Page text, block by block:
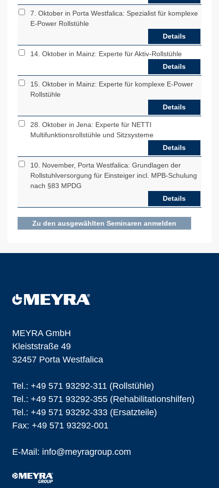
7. Oktober in Porta Westfalica: Spezialist für komplexe
E-Power Rollstühle
Details
14. Oktober in Mainz: Experte für Aktiv-Rollstühle
Details
15. Oktober in Mainz: Experte für komplexe E-Power
Rollstühle
Details
28. Oktober in Jena: Experte für NETTI
Multifunktionsrollstühle und Sitzsysteme
Details
10. November, Porta Westfalica: Grundlagen der
Rollstuhlversorgung für Einsteiger incl. MPB-Schulung
nach §83 MPDG
Details
Zu den ausgewählten Seminaren anmelden
MEYRA GmbH
Kleiststraße 49
32457 Porta Westfalica
Tel.: +49 571 93292-311 (Rollstühle)
Tel.: +49 571 93292-355 (Rehabilitationshilfen)
Tel.: +49 571 93292-333 (Ersatzteile)
Fax: +49 571 93292-001
E-Mail: info@meyragroup.com